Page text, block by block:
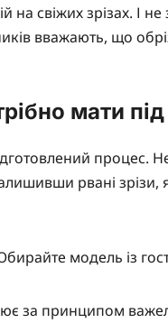
свіжих зрізах. І
вважають, що
мати
процес.
рвані зрізи,
модель із
за принципом